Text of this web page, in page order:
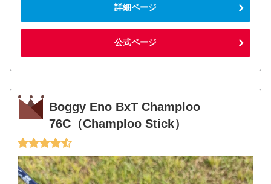
詳細ページ
公式ページ
Boggy Eno BxT Champloo
76C（Champloo Stick）